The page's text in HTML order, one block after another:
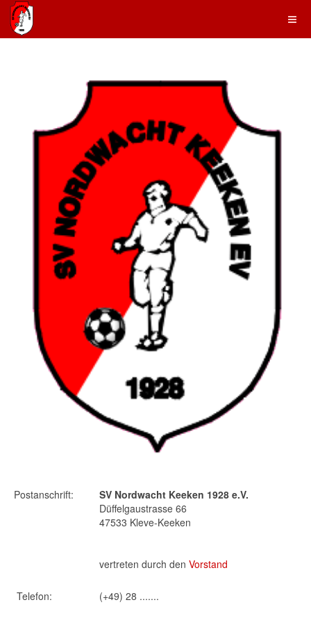
Postanschrift:
SV Nordwacht Keeken 1928 e.V.
Düffelgaustrasse 66
47533 Kleve-Keeken
vertreten durch den Vorstand
Telefon: (+49) 28 .......